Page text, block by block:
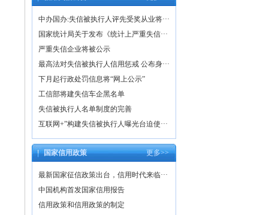
中办国办:失信被执行人评先受奖从业将···
国家统计局关于发布《统计上严重失信···
严重失信企业将被公示
最高法对失信被执行人信用惩戒 公布身···
下月起行政处罚信息将“网上公示”
工信部将建失信车企黑名单
失信被执行人名单制度的完善
互联网+”构建失信被执行人曝光台迫使···
更多>>
国家信用政策
最新国家征信政策出台，信用时代来临···
中国机构首发国家信用报告
信用政策和信用政策的制定